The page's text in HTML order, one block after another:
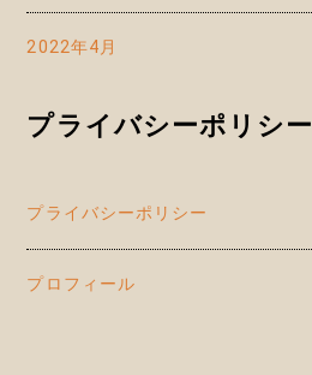
2022年4月
プライバシーポリシー
プライバシーポリシー
プロフィール